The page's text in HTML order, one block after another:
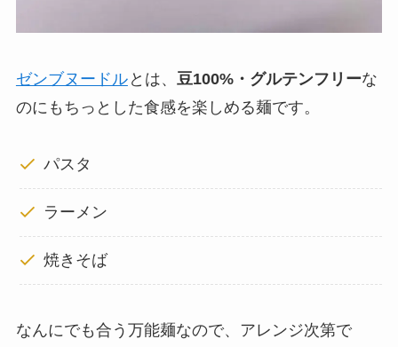
ゼンブヌードル とは、 豆100%・グルテンフリーな
のにもちっとした食感を楽しめる麺です。
パスタ
ラーメン
焼きそば
なんにでも合う万能麺なので、アレンジ次第で